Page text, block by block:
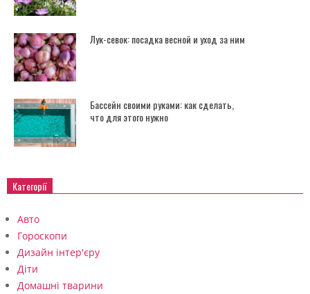
Лук-севок: посадка весной и уход за ним
Бассейн своими руками: как сделать,
что для этого нужно
Категорії
Авто
Гороскопи
Дизайн інтер'єру
Діти
Домашні тварини